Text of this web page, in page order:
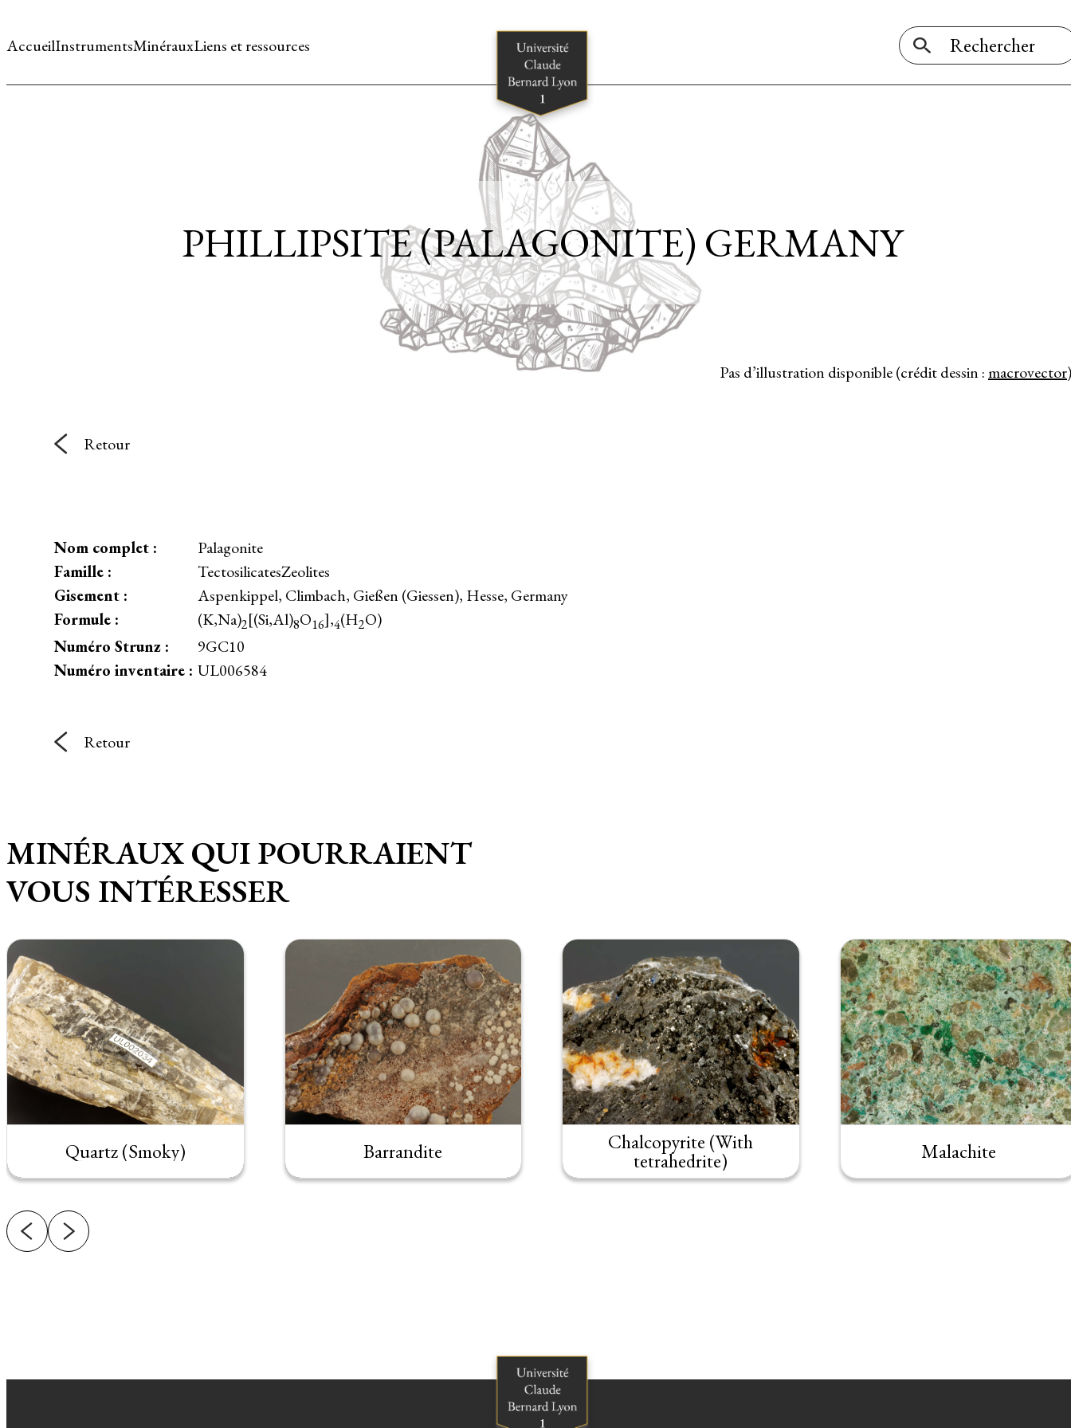
AccueilInstrumentsMinérauxLiens et ressources
Pas d’illustration disponible (crédit dessin :macrovector)
PHILLIPSITE (PALAGONITE) GERMANY
Retour
Nom complet :
Palagonite
Famille :
TectosilicatesZeolites
Gisement :
Aspenkippel, Climbach, Gießen (Giessen), Hesse, Germany
Formule :
(K,Na)2[(Si,Al)8O16],4(H2O)
Numéro Strunz :
9GC10
Numéro inventaire : UL006584
Retour
MINÉRAUX QUI POURRAIENT
VOUS INTÉRESSER
Quartz (Smoky) Barrandite Chalcopyrite (With
tetrahedrite) Malachite